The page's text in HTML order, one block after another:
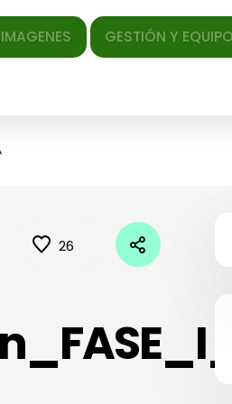
GESTIÓN Y EQUIPO EL
26